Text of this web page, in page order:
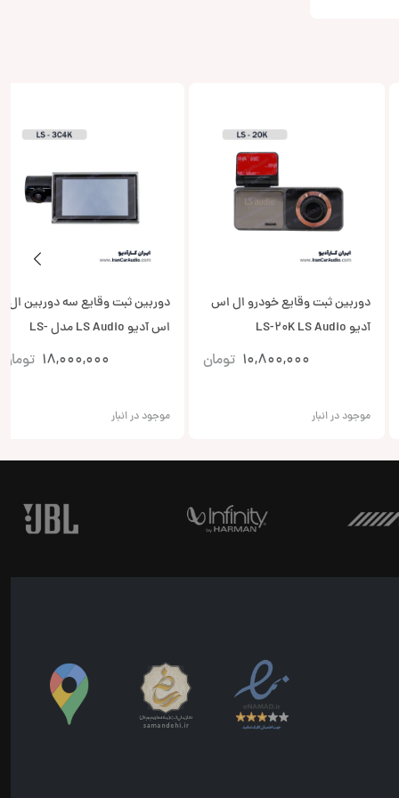
دوربین ثبت وقایع خودرو ال اس
آدیو LS-20K LS Audio
10,800,000 تومان
موجود در انبار
دوربین ثبت وقایع سه دوربین ال
اس آدیو LS Audio مدل LS-
18,000,000 تومان
موجود در انبار